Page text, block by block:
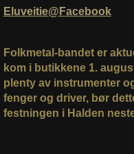
Eluveitie@Facebook
Folkmetal-bandet er
kom i butikkene 1.
plenty av instrumenter
fenger og driver, bør
festningen i Halden